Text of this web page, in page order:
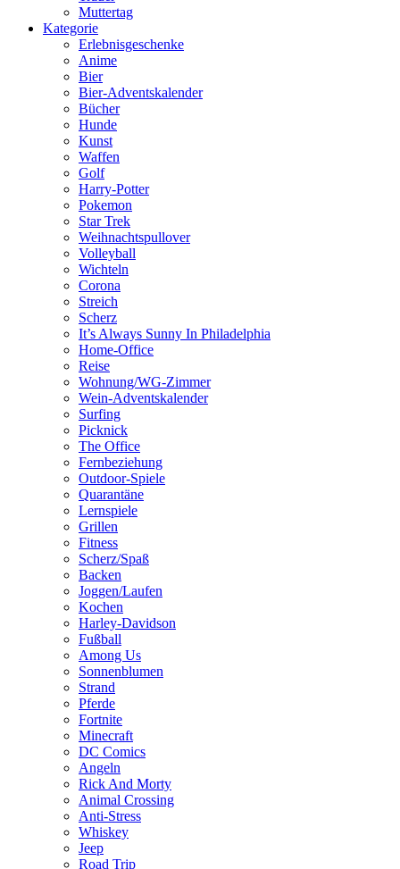
Muttertag
Kategorie
Erlebnisgeschenke
Anime
Bier
Bier-Adventskalender
Bücher
Hunde
Kunst
Waffen
Golf
Harry-Potter
Pokemon
Star Trek
Weihnachtspullover
Volleyball
Wichteln
Corona
Streich
Scherz
It’s Always Sunny In Philadelphia
Home-Office
Reise
Wohnung/WG-Zimmer
Wein-Adventskalender
Surfing
Picknick
The Office
Fernbeziehung
Outdoor-Spiele
Quarantäne
Lernspiele
Grillen
Fitness
Scherz/Spaß
Backen
Joggen/Laufen
Kochen
Harley-Davidson
Fußball
Among Us
Sonnenblumen
Strand
Pferde
Fortnite
Minecraft
DC Comics
Angeln
Rick And Morty
Animal Crossing
Anti-Stress
Whiskey
Jeep
Road Trip